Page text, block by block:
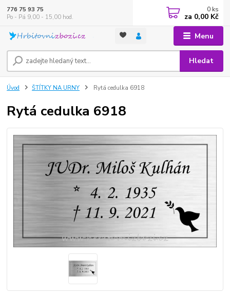
Menu
Hledat
776 75 93 75
Po - Pá 9,00 - 15,00 hod.
0 ks
za 0,00 Kč
Úvod ŠTÍTKY NA URNY Rytá cedulka 6918
Rytá cedulka 6918